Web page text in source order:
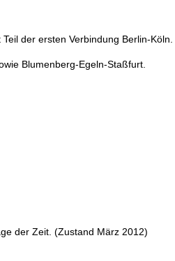
der ersten Verbindung Berlin-
Blumenberg-Egeln-Staßfurt.
der Zeit. (Zustand März 2012)